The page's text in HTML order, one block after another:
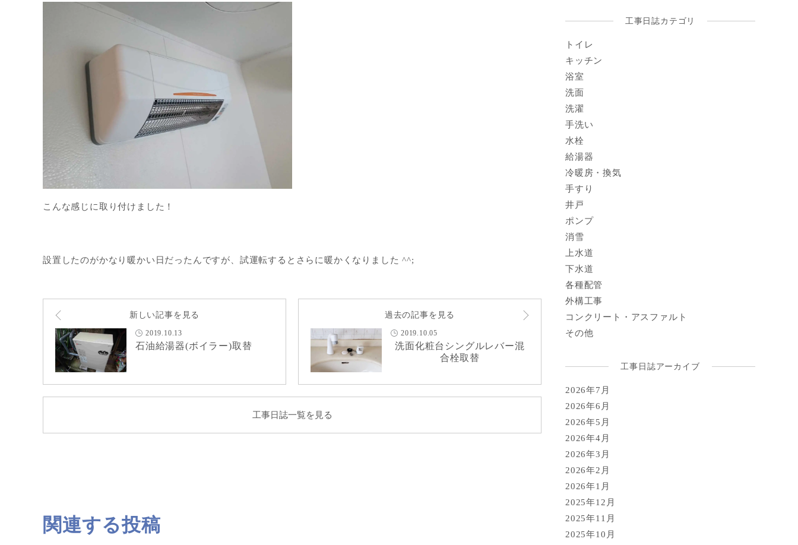
こんな感じに取り付けました！
設置したのがかなり暖かい日だったんですが、試運転するとさらに暖かくなりました ^^;
新しい記事を見る
2019.10.13
石油給湯器(ボイラー)取替
過去の記事を見る
2019.10.05
洗面化粧台シングルレバー混
合栓取替
工事日誌一覧を見る
関連する投稿
工事日誌カテゴリ
トイレ
キッチン
浴室
洗面
洗濯
手洗い
水栓
給湯器
冷暖房・換気
手すり
井戸
ポンプ
消雪
上水道
下水道
各種配管
外構工事
コンクリート・アスファルト
その他
工事日誌アーカイブ
2026年7月
2026年6月
2026年5月
2026年4月
2026年3月
2026年2月
2026年1月
2025年12月
2025年11月
2025年10月